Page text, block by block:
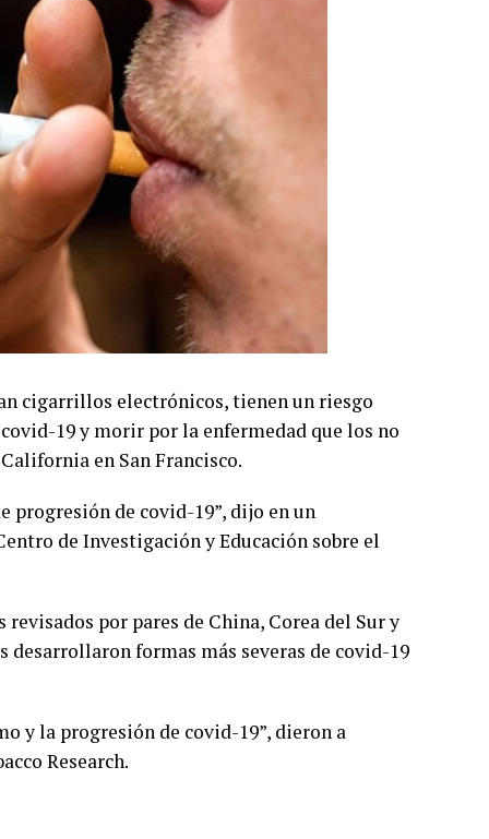
cigarrillos electrónicos, tienen un riesgo
19 y morir por la enfermedad que los no
en San Francisco.
progresión de covid-19”, dijo en un
de Investigación y Educación sobre el
por pares de China, Corea del Sur y
desarrollaron formas más severas de covid-19
y la progresión de covid-19”, dieron a
Research.